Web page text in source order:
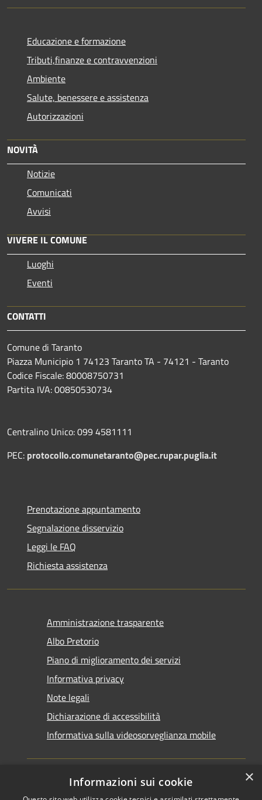
Educazione e formazione
Tributi,finanze e contravvenzioni
Ambiente
Salute, benessere e assistenza
Autorizzazioni
NOVITÀ
Notizie
Comunicati
Avvisi
VIVERE IL COMUNE
Luoghi
Eventi
CONTATTI
Comune di Taranto
Piazza Municipio 1 74123 Taranto TA - 74121 - Taranto
Codice Fiscale: 80008750731
Partita IVA: 00850530734
Centralino Unico: 099 4581111
PEC: protocollo.comunetaranto@pec.rupar.puglia.it
Prenotazione appuntamento
Segnalazione disservizio
Leggi le FAQ
Richiesta assistenza
Amministrazione trasparente
Albo Pretorio
Piano di miglioramento dei servizi
Informativa privacy
Note legali
Dichiarazione di accessibilità
Informativa sulla videosorveglianza mobile
×
Informazioni sui cookie